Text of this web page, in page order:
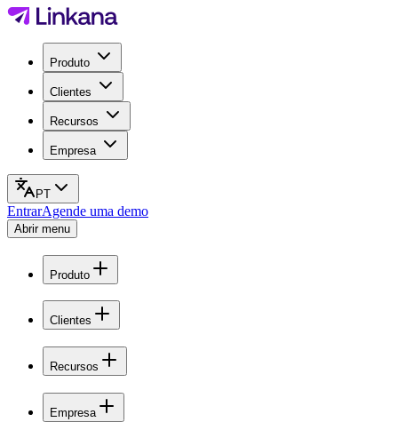
Produto
Clientes
Recursos
Empresa
PT
EntrarAgende uma demo
Abrir menu
Produto
Clientes
Recursos
Empresa